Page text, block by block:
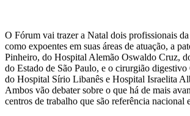
O Fórum vai trazer a Natal dois profissionais
como expoentes em suas áreas de atuação, a
Pinheiro, do Hospital Alemão Oswaldo Cruz,
do Estado de São Paulo, e o cirurgião
do Hospital Sírio Libanês e Hospital Israelita
Ambos vão debater sobre o que há de mais
centros de trabalho que são referência nacional